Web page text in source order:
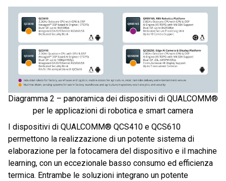
Diagramma 2 – panoramica dei dispositivi di QUALCOMM®
per le applicazioni di robotica e smart camera
I dispositivi di QUALCOMM® QCS410 e QCS610
permettono la realizzazione di un potente sistema di
elaborazione per la fotocamera del dispositivo e il machine
learning, con un eccezionale basso consumo ed efficienza
termica. Entrambe le soluzioni integrano un potente